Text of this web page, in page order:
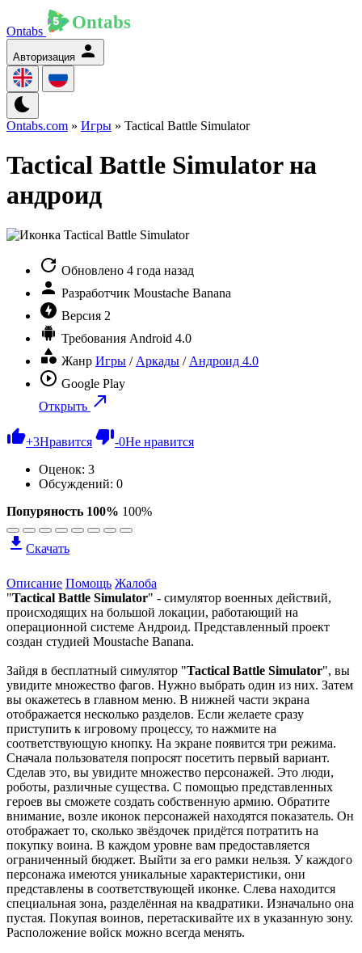
Ontabs
Авторизация
Ontabs.com » Игры » Tactical Battle Simulator
Tactical Battle Simulator на
андроид
Обновлено 4 года назад
Разработчик Moustache Banana
Версия 2
Требования Android 4.0
Жанр Игры / Аркады / Андроид 4.0
Google Play
Открыть
+3Нравится -0Не нравится
Оценок: 3
Обсуждений: 0
Попуряность 100% 100%
Скачать
Описание Помощь Жалоба
"Tactical Battle Simulator" - симулятор военных действий,
происходящих на большой локации, работающий на
операционной системе Андроид. Представленный проект
создан студией Moustache Banana.
Зайдя в бесплатный симулятор "Tactical Battle Simulator", вы
увидите множество фагов. Нужно выбрать один из них. Затем
вы окажетесь в главном меню. В нижней части экрана
отображается несколько разделов. Если желаете сразу
приступить к игровому процессу, то нажмите на
соответствующую кнопку. На экране появится три режима.
Сначала пользователя попросят посетить первый вариант.
Сделав это, вы увидите множество персонажей. Это люди,
роботы, различные существа. С помощью представленных
героев вы сможете создать собственную армию. Обратите
внимание, возле иконок персонажей находятся показатель. Он
отображает то, сколько звёздочек придётся потратить на
покупку воина. В каждом уровне вам предоставляется
ограниченный бюджет. Выйти за его рамки нельзя. У каждого
персонажа имеются уникальные характеристики, они
представлены в соответствующей иконке. Слева находится
специальная зона, разделённая на квадратики. Изначально она
пустая. Покупая воинов, перетаскивайте их в указанную зону.
Расположение войск можно всегда менять.